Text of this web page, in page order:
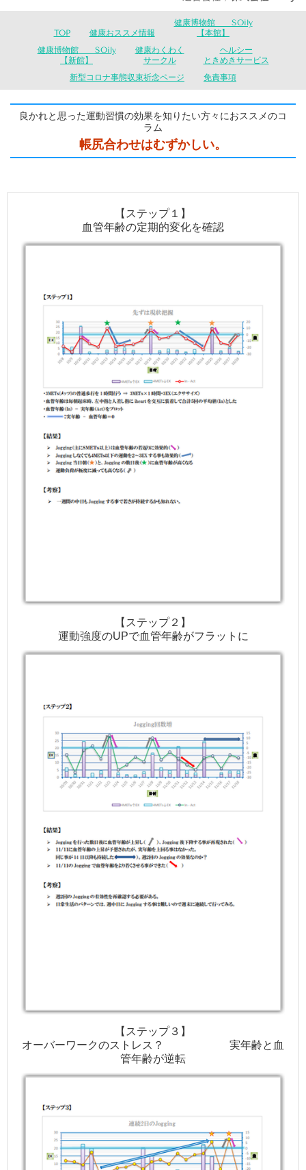
TOP 健康おススメ情報
健康博物館 SOily
【本館】
健康博物館 SOily
【新館】
健康わくわく
サークル
ヘルシー
ときめきサービス
新型コロナ事態収束祈念ページ
免責事項
良かれと思った運動習慣の効果を知りたい方々におススメのコ
ラム
帳尻合わせはむずかしい。
【ステップ１】
血管年齢の定期的変化を確認
【ステップ２】
運動強度のUPで血管年齢がフラットに
【ステップ３】
オーバーワークのストレス？ 実年齢と血
管年齢が逆転